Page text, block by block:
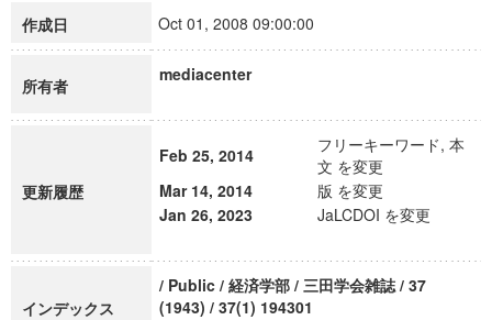
作成日 Oct 01, 2008 09:00:00
所有者
mediacenter
更新履歴
Feb 25, 2014
フリーキーワード, 本
文 を変更
Mar 14, 2014
版 を変更
Jan 26, 2023
JaLCDOI を変更
インデックス
/ Public / 経済学部 / 三田学会雑誌 / 37
(1943) / 37(1) 194301